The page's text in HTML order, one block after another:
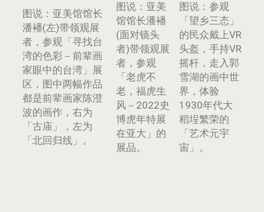
图说：亚美馆馆长
潘襎(左)带领观展
者，参观「寻找台
湾的色彩－前辈画
家眼中的台湾」展
区，图中两幅作品
都是前辈画家陈澄
波的画作，右为
「古庙」，左为
「北回归线」。
图说：亚美
馆馆长潘襎
(面对镜头
者)带领观展
者，参观
「老虎不
老，福虎生
风－2022史
博虎年特展
在亚大」的
展品。
图说：参观
「望乡三态」
的民众戴上VR
头盔，手持VR
摇杆，走入郭
雪湖的画中世
界，体验
1930年代大
稻埕繁荣的
「艺术元宇
宙」。